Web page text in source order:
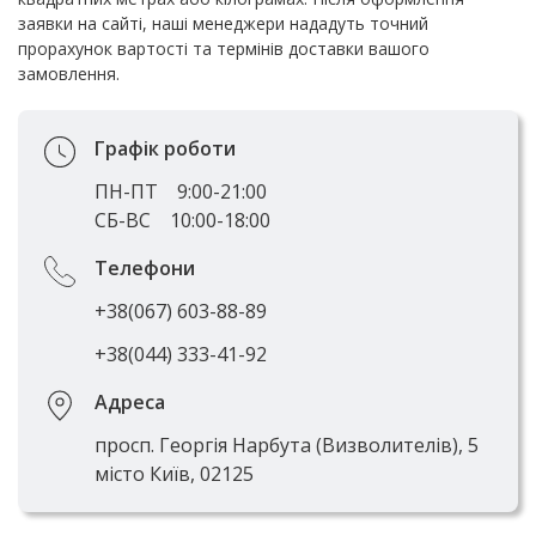
заявки на сайті, наші менеджери нададуть точний
прорахунок вартості та термінів доставки вашого
замовлення.
Графік роботи
ПН-ПТ
9:00-21:00
СБ-ВС
10:00-18:00
Телефони
+38(067) 603-88-89
+38(044) 333-41-92
Адреса
просп. Георгія Нарбута (Визволителів), 5
місто Київ, 02125